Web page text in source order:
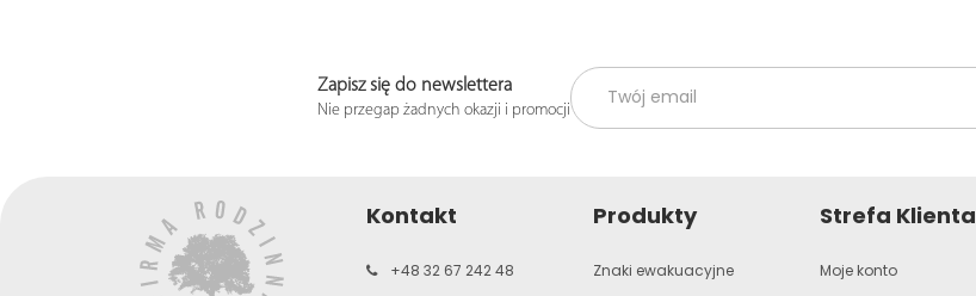
Zapisz się do newslettera
Nie przegap żadnych okazji i promocji
Kontakt
+48 32 67 242 48
Produkty
Znaki ewakuacyjne
Strefa Klienta
Moje konto